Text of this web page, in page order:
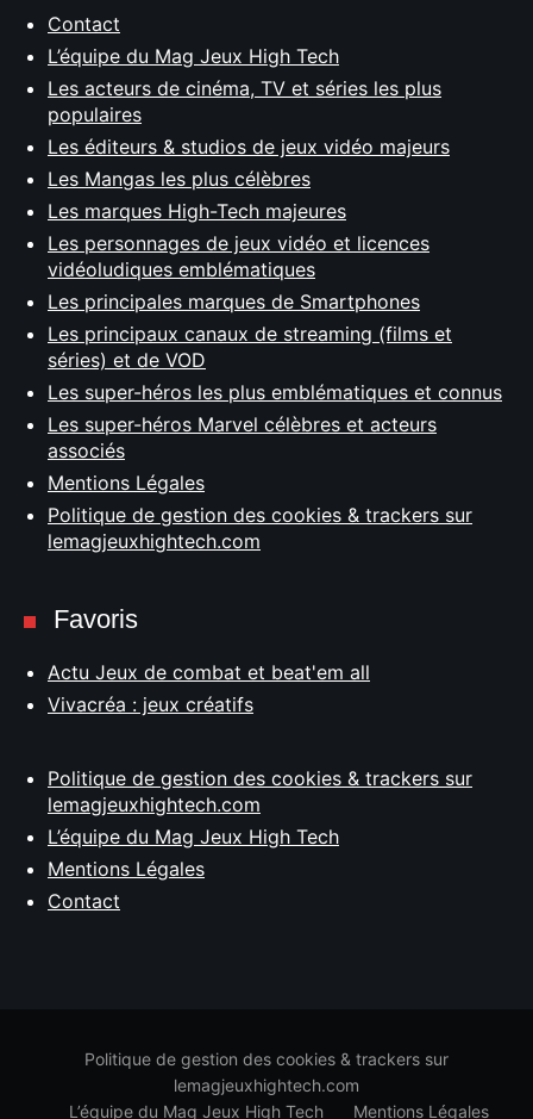
Contact
L’équipe du Mag Jeux High Tech
Les acteurs de cinéma, TV et séries les plus
populaires
Les éditeurs & studios de jeux vidéo majeurs
Les Mangas les plus célèbres
Les marques High-Tech majeures
Les personnages de jeux vidéo et licences
vidéoludiques emblématiques
Les principales marques de Smartphones
Les principaux canaux de streaming (films et
séries) et de VOD
Les super-héros les plus emblématiques et connus
Les super-héros Marvel célèbres et acteurs
associés
Mentions Légales
Politique de gestion des cookies & trackers sur
lemagjeuxhightech.com
Favoris
Actu Jeux de combat et beat'em all
Vivacréa : jeux créatifs
Politique de gestion des cookies & trackers sur
lemagjeuxhightech.com
L’équipe du Mag Jeux High Tech
Mentions Légales
Contact
Politique de gestion des cookies & trackers sur
lemagjeuxhightech.com
L’équipe du Mag Jeux High Tech
Mentions Légales